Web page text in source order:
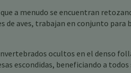
a menudo se encuentran
de aves, trabajan en conjunto para
ocultos en el denso
escondidas, beneficiando a todos